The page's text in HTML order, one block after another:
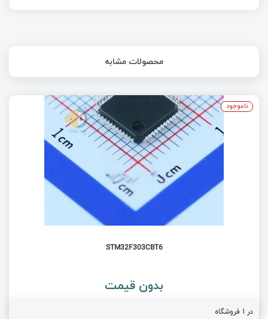
محصولات مشابه
STM32F303CBT6
بدون قیمت
در 1 فروشگاه
ناموجود